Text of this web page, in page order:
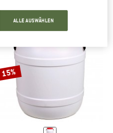
15%
ALLE AUSWÄHLEN